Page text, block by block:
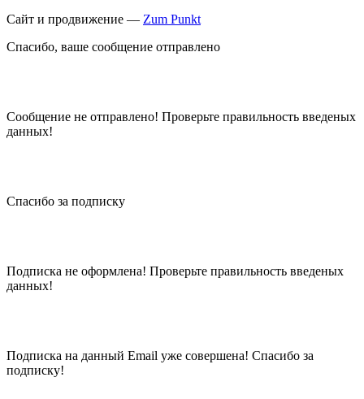
Сайт и продвижение — Zum Punkt
Спасибо, ваше сообщение отправлено
Сообщение не отправлено! Проверьте правильность введеных
данных!
Спасибо за подписку
Подписка не оформлена! Проверьте правильность введеных
данных!
Подписка на данный Email уже совершена! Спасибо за
подписку!